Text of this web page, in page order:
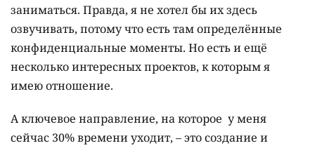
заниматься. Правда, я не хотел бы их здесь
озвучивать, потому что есть там определённые
конфиденциальные моменты. Но есть и ещё
несколько интересных проектов, к которым я
имею отношение.
А ключевое направление, на которое у меня
сейчас 30% времени уходит, – это создание и